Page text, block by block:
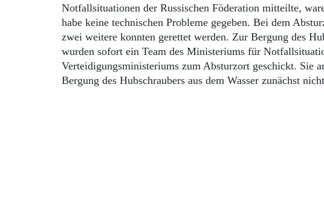
Notfallsituationen der Russischen Föderation mitteilte,
habe keine technischen Probleme gegeben. Bei dem
zwei weitere konnten gerettet werden. Zur Bergung des
wurden sofort ein Team des Ministeriums für
Verteidigungsministeriums zum Absturzort geschickt. Sie
Bergung des Hubschraubers aus dem Wasser zunächst